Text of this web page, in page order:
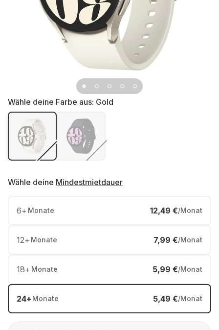
Wähle deine Farbe aus: Gold
Wähle deine Mindestmietdauer
6+ Monate 12,49 €/Monat
12+ Monate 7,99 €/Monat
18+ Monate 5,99 €/Monat
24+ Monate 5,49 €/Monat